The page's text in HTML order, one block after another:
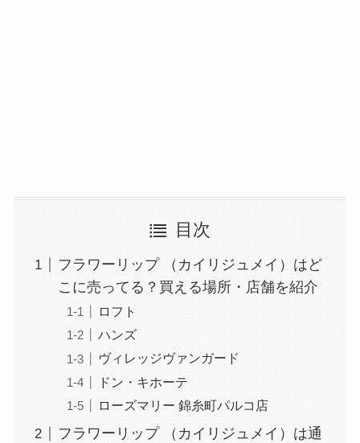
目次
フラワーリップ （カイリジュメイ）はど
こに売ってる？買える場所・店舗を紹介
ロフト
ハンズ
ヴィレッジヴァンガード
ドン・キホーテ
ローズマリー 錦糸町パルコ店
フラワーリップ （カイリジュメイ）は通